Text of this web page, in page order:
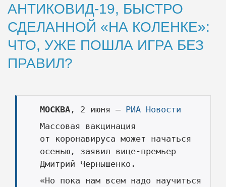
АНТИКОВИД-19, БЫСТРО
СДЕЛАННОЙ «НА КОЛЕНКЕ»:
ЧТО, УЖЕ ПОШЛА ИГРА БЕЗ
ПРАВИЛ?
МОСКВА , 2 июня — РИА Новости
Массовая вакцинация
от коронавируса может начаться
осенью, заявил вице-премьер
Дмитрий Чернышенко.
«Но пока нам всем надо научиться